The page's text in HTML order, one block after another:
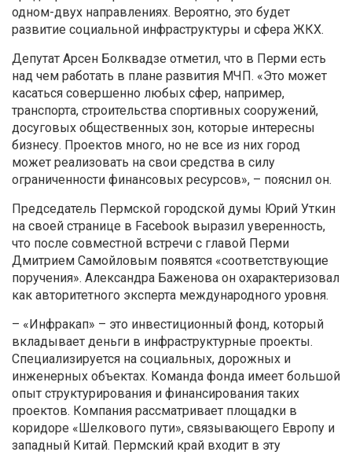
одном-двух направлениях. Вероятно, это будет
развитие социальной инфраструктуры и сфера ЖКХ.
Депутат Арсен Болквадзе отметил, что в Перми есть
над чем работать в плане развития МЧП. «Это может
касаться совершенно любых сфер, например,
транспорта, строительства спортивных сооружений,
досуговых общественных зон, которые интересны
бизнесу. Проектов много, но не все из них город
может реализовать на свои средства в силу
ограниченности финансовых ресурсов», – пояснил он.
Председатель Пермской городской думы Юрий Уткин
на своей странице в Facebook выразил уверенность,
что после совместной встречи с главой Перми
Дмитрием Самойловым появятся «соответствующие
поручения». Александра Баженова он охарактеризовал
как авторитетного эксперта международного уровня.
– «Инфракап» – это инвестиционный фонд, который
вкладывает деньги в инфраструктурные проекты.
Специализируется на социальных, дорожных и
инженерных объектах. Команда фонда имеет большой
опыт структурирования и финансирования таких
проектов. Компания рассматривает площадки в
коридоре «Шелкового пути», связывающего Европу и
западный Китай. Пермский край входит в эту